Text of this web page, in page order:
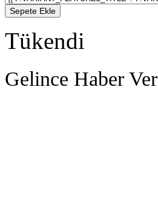
Sepete Ekle
Tükendi
Gelince Haber Ver